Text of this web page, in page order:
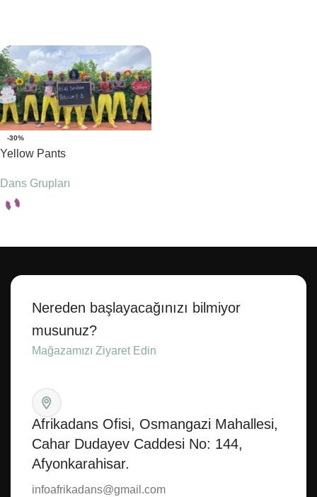
-30%
Yellow Pants
Dans Grupları
Nereden başlayacağınızı bilmiyor
musunuz?
Mağazamızı Ziyaret Edin
Afrikadans Ofisi, Osmangazi Mahallesi,
Cahar Dudayev Caddesi No: 144,
Afyonkarahisar.
infoafrikadans@gmail.com